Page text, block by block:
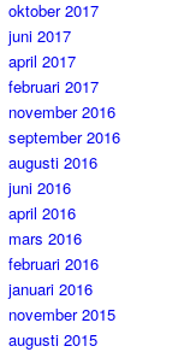
oktober 2017
juni 2017
april 2017
februari 2017
november 2016
september 2016
augusti 2016
juni 2016
april 2016
mars 2016
februari 2016
januari 2016
november 2015
augusti 2015